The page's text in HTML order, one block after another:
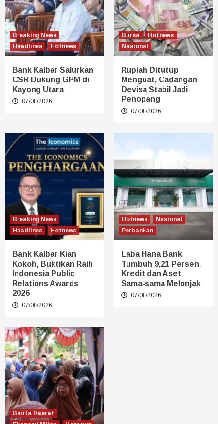
Breaking News
Headlines
Hotnews
Bank Kalbar Salurkan
CSR Dukung GPM di
Kayong Utara
07/08/2026
Bursa
Hotnews
Nasional
Rupiah Ditutup
Menguat, Cadangan
Devisa Stabil Jadi
Penopang
07/08/2026
Breaking News
Headlines
Hotnews
Bank Kalbar Kian
Kokoh, Buktikan Raih
Indonesia Public
Relations Awards
2026
07/08/2026
Hotnews
Nasional
Perbankan
Laba Hana Bank
Tumbuh 9,21 Persen,
Kredit dan Aset
Sama-sama Melonjak
07/08/2026
Berita Daerah